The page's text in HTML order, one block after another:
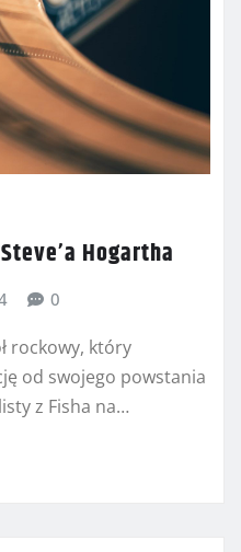
Hogartha
0
rockowy, który
od swojego powstania
z Fisha na…